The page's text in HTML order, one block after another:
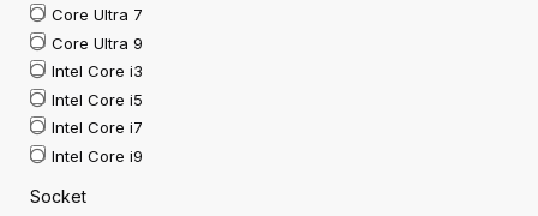
Core Ultra 7
Core Ultra 9
Intel Core i3
Intel Core i5
Intel Core i7
Intel Core i9
Socket